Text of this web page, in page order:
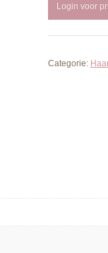
Login voor
Categorie: